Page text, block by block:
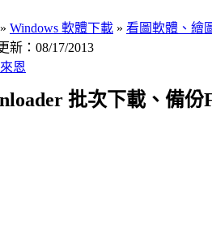
» Windows 軟體下載 » 看圖軟體、繪
新：08/17/2013
恩
批次下載、備份